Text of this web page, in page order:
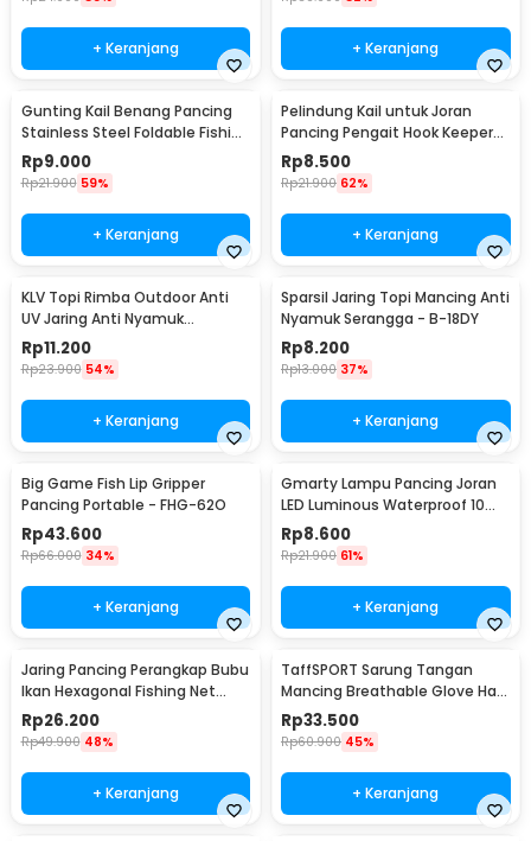
+ Keranjang + Keranjang
Gunting Kail Benang Pancing
Stainless Steel Foldable Fishing
Scissors - GK01
Rp9.000
Rp21.900 59%
+ Keranjang
Pelindung Kail untuk Joran
Pancing Pengait Hook Keeper
10 PCS
Rp8.500
Rp21.900 62%
+ Keranjang
KLV Topi Rimba Outdoor Anti
UV Jaring Anti Nyamuk
Poliester Boonie Hat - TP33
Rp11.200
Rp23.900 54%
+ Keranjang
Sparsil Jaring Topi Mancing Anti
Nyamuk Serangga - B-18DY
Rp8.200
Rp13.000 37%
+ Keranjang
Big Game Fish Lip Gripper
Pancing Portable - FHG-62O
Rp43.600
Rp66.000 34%
+ Keranjang
Gmarty Lampu Pancing Joran
LED Luminous Waterproof 10
PCS - Q0142
Rp8.600
Rp21.900 61%
+ Keranjang
Jaring Pancing Perangkap Bubu
Ikan Hexagonal Fishing Net
Trap 8 Hole
Rp26.200
Rp49.900 48%
+ Keranjang
TaffSPORT Sarung Tangan
Mancing Breathable Glove Half
Finger 1 Pair - DW-GRTX
Rp33.500
Rp60.900 45%
+ Keranjang